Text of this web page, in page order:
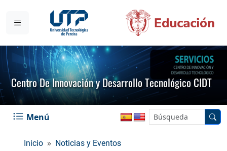
Centro De Innovación y Desarrollo Tecnológico CIDT
Menú
Inicio Noticias y Eventos